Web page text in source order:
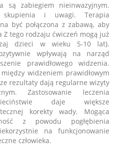
są zabiegiem nieinwazyjnym.
i uwagi. Terapia
być połączona z zabawą, aby
Z tego rodzaju ćwiczeń mogą już
dzieci w wieku 5-10 lat).
wpływają na narząd
prawidłowego widzenia.
widzeniem prawidłowym
rezultaty dają regularne wizyty
Zastosowanie leczenia
daje większe
korekty wady. Mogąca
z powodu pogłębienia
na funkcjonowanie
człowieka.